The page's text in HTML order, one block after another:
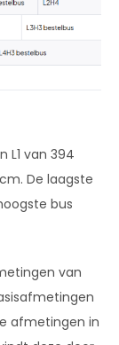
L1 van 394
De laagste
bus
van
afmetingen in